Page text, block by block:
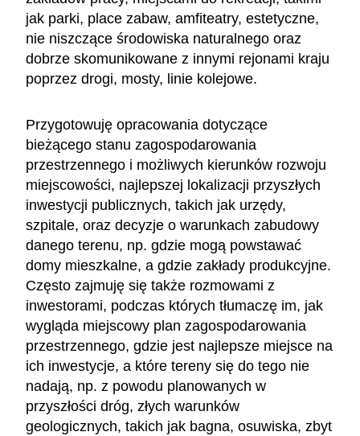
jak parki, place zabaw, amfiteatry, estetyczne,
nie niszczące środowiska naturalnego oraz
dobrze skomunikowane z innymi rejonami kraju
poprzez drogi, mosty, linie kolejowe.
Przygotowuję opracowania dotyczące
bieżącego stanu zagospodarowania
przestrzennego i możliwych kierunków rozwoju
miejscowości, najlepszej lokalizacji przyszłych
inwestycji publicznych, takich jak urzędy,
szpitale, oraz decyzje o warunkach zabudowy
danego terenu, np. gdzie mogą powstawać
domy mieszkalne, a gdzie zakłady produkcyjne.
Często zajmuję się także rozmowami z
inwestorami, podczas których tłumaczę im, jak
wygląda miejscowy plan zagospodarowania
przestrzennego, gdzie jest najlepsze miejsce na
ich inwestycje, a które tereny się do tego nie
nadają, np. z powodu planowanych w
przyszłości dróg, złych warunków
geologicznych, takich jak bagna, osuwiska, zbyt